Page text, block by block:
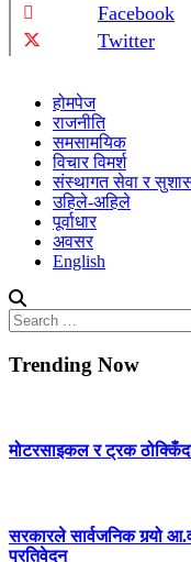
Facebook
Twitter
होमपेज
राजनीति
समसामयिक
विचार विमर्श
संस्थागत सेवा र
उहिले-अहिले
पूर्वाधार
अवसर
English
Search
for:
Trending Now
मोटरसाइकल र ट्रक
सरकारले सार्वजनिक गर्‍यो
प्रतिवेदन